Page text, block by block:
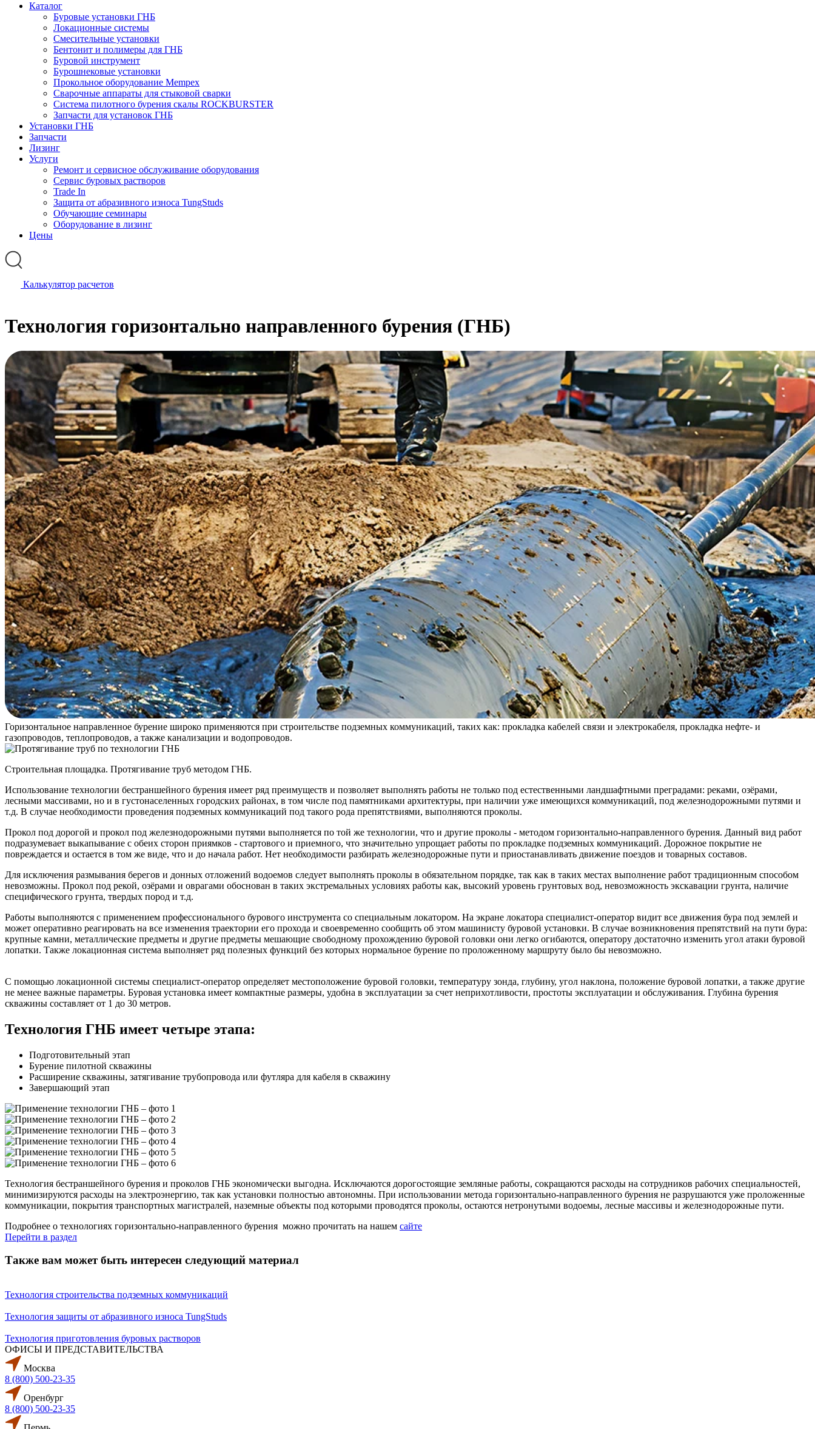
Каталог
Буровые установки ГНБ
Локационные системы
Смесительные установки
Бентонит и полимеры для ГНБ
Буровой инструмент
Бурошнековые установки
Прокольное оборудование Mempex
Сварочные аппараты для стыковой сварки
Система пилотного бурения скалы ROCKBURSTER
Запчасти для установок ГНБ
Установки ГНБ
Запчасти
Лизинг
Услуги
Ремонт и сервисное обслуживание оборудования
Сервис буровых растворов
Trade In
Защита от абразивного износа TungStuds
Обучающие семинары
Оборудование в лизинг
Цены
Калькулятор расчетов
Технология горизонтально направленного бурения (ГНБ)
Горизонтальное направленное бурение широко применяются при строительстве подземных коммуникаций, таких как: прокладка кабелей связи и электрокабеля, прокладка нефте- и
газопроводов, теплопроводов, а также канализации и водопроводов.
Строительная площадка. Протягивание труб методом ГНБ.
Использование технологии бестраншейного бурения имеет ряд преимуществ и позволяет выполнять работы не только под естественными ландшафтными преградами: реками, озёрами,
лесными массивами, но и в густонаселенных городских районах, в том числе под памятниками архитектуры, при наличии уже имеющихся коммуникаций, под железнодорожными путями и
т.д. В случае необходимости проведения подземных коммуникаций под такого рода препятствиями, выполняются проколы.
Прокол под дорогой и прокол под железнодорожными путями выполняется по той же технологии, что и другие проколы - методом горизонтально-направленного бурения. Данный вид работ
подразумевает выкапывание с обеих сторон приямков - стартового и приемного, что значительно упрощает работы по прокладке подземных коммуникаций. Дорожное покрытие не
повреждается и остается в том же виде, что и до начала работ. Нет необходимости разбирать железнодорожные пути и приостанавливать движение поездов и товарных составов.
Для исключения размывания берегов и донных отложений водоемов следует выполнять проколы в обязательном порядке, так как в таких местах выполнение работ традиционным способом
невозможны. Прокол под рекой, озёрами и оврагами обоснован в таких экстремальных условиях работы как, высокий уровень грунтовых вод, невозможность экскавации грунта, наличие
специфического грунта, твердых пород и т.д.
Работы выполняются с применением профессионального бурового инструмента со специальным локатором. На экране локатора специалист-оператор видит все движения бура под землей и
может оперативно реагировать на все изменения траектории его прохода и своевременно сообщить об этом машинисту буровой установки. В случае возникновения препятствий на пути бура:
крупные камни, металлические предметы и другие предметы мешающие свободному прохождению буровой головки они легко огибаются, оператору достаточно изменить угол атаки буровой
лопатки. Также локационная система выполняет ряд полезных функций без которых нормальное бурение по проложенному маршруту было бы невозможно.
С помощью локационной системы специалист-оператор определяет местоположение буровой головки, температуру зонда, глубину, угол наклона, положение буровой лопатки, а также другие
не менее важные параметры. Буровая установка имеет компактные размеры, удобна в эксплуатации за счет неприхотливости, простоты эксплуатации и обслуживания. Глубина бурения
скважины составляет от 1 до 30 метров.
Технология ГНБ имеет четыре этапа:
Подготовительный этап
Бурение пилотной скважины
Расширение скважины, затягивание трубопровода или футляра для кабеля в скважину
Завершающий этап
Технология бестраншейного бурения и проколов ГНБ экономически выгодна. Исключаются дорогостоящие земляные работы, сокращаются расходы на сотрудников рабочих специальностей,
минимизируются расходы на электроэнергию, так как установки полностью автономны. При использовании метода горизонтально-направленного бурения не разрушаются уже проложенные
коммуникации, покрытия транспортных магистралей, наземные объекты под которыми проводятся проколы, остаются нетронутыми водоемы, лесные массивы и железнодорожные пути.
Подробнее о технологиях горизонтально-направленного бурения можно прочитать на нашем сайте
Перейти в раздел
Также вам может быть интересен следующий материал
Технология строительства подземных коммуникаций
Технология защиты от абразивного износа TungStuds
Технология приготовления буровых растворов
ОФИСЫ И ПРЕДСТАВИТЕЛЬСТВА
Москва
8 (800) 500-23-35
Оренбург
8 (800) 500-23-35